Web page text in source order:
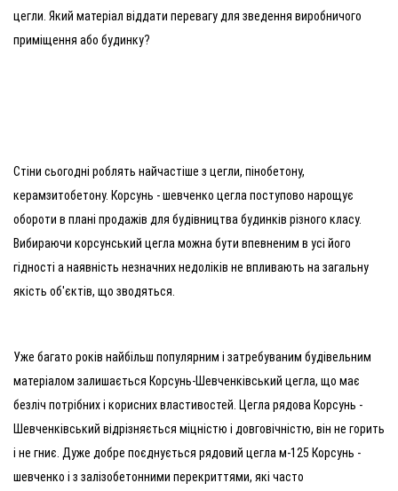
цегли. Який матеріал віддати перевагу для зведення виробничого
приміщення або будинку?
Стіни сьогодні роблять найчастіше з цегли, пінобетону,
керамзитобетону. Корсунь - шевченко цегла поступово нарощує
обороти в плані продажів для будівництва будинків різного класу.
Вибираючи корсунський цегла можна бути впевненим в усі його
гідності а наявність незначних недоліків не впливають на загальну
якість об'єктів, що зводяться.
Уже багато років найбільш популярним і затребуваним будівельним
матеріалом залишається Корсунь-Шевченківський цегла, що має
безліч потрібних і корисних властивостей. Цегла рядова Корсунь -
Шевченківський відрізняється міцністю і довговічністю, він не горить
і не гниє. Дуже добре поєднується рядовий цегла м-125 Корсунь -
шевченко і з залізобетонними перекриттями, які часто